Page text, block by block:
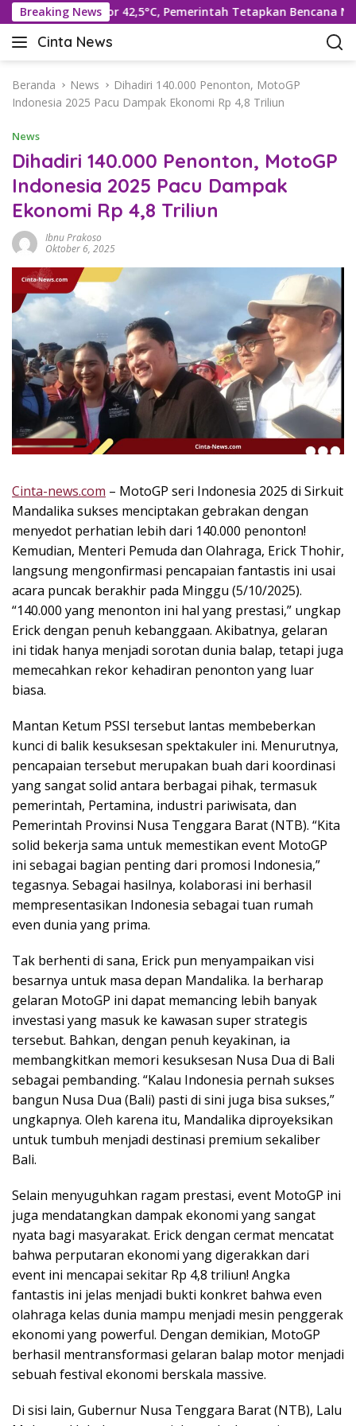
a
Breaking News
Suhu Rekor 42,5°C, Pemerintah Tetapkan Bencana Nasional
Cinta News
C
n
t
N
e
w
s
–
a
a
r
r
k
i
n
i
,
P
n
I
n
s
p
i
r
a
!
Beranda News
Dihadiri 140.000 Penonton, MotoGP
Indonesia 2025 Pacu Dampak Ekonomi Rp 4,8 Triliun
News
Dihadiri 140.000 Penonton, MotoGP
Indonesia 2025 Pacu Dampak
Ekonomi Rp 4,8 Triliun
Ibnu Prakoso
Oktober 6, 2025
Cinta-news.com – MotoGP seri Indonesia 2025 di Sirkuit
Mandalika sukses menciptakan gebrakan dengan
menyedot perhatian lebih dari 140.000 penonton!
Kemudian, Menteri Pemuda dan Olahraga, Erick Thohir,
langsung mengonfirmasi pencapaian fantastis ini usai
acara puncak berakhir pada Minggu (5/10/2025).
“140.000 yang menonton ini hal yang prestasi,” ungkap
Erick dengan penuh kebanggaan. Akibatnya, gelaran
ini tidak hanya menjadi sorotan dunia balap, tetapi juga
memecahkan rekor kehadiran penonton yang luar
biasa.
Mantan Ketum PSSI tersebut lantas membeberkan
kunci di balik kesuksesan spektakuler ini. Menurutnya,
pencapaian tersebut merupakan buah dari koordinasi
yang sangat solid antara berbagai pihak, termasuk
pemerintah, Pertamina, industri pariwisata, dan
Pemerintah Provinsi Nusa Tenggara Barat (NTB). “Kita
solid bekerja sama untuk memestikan event MotoGP
ini sebagai bagian penting dari promosi Indonesia,”
tegasnya. Sebagai hasilnya, kolaborasi ini berhasil
mempresentasikan Indonesia sebagai tuan rumah
even dunia yang prima.
Tak berhenti di sana, Erick pun menyampaikan visi
besarnya untuk masa depan Mandalika. Ia berharap
gelaran MotoGP ini dapat memancing lebih banyak
investasi yang masuk ke kawasan super strategis
tersebut. Bahkan, dengan penuh keyakinan, ia
membangkitkan memori kesuksesan Nusa Dua di Bali
sebagai pembanding. “Kalau Indonesia pernah sukses
bangun Nusa Dua (Bali) pasti di sini juga bisa sukses,”
ungkapnya. Oleh karena itu, Mandalika diproyeksikan
untuk tumbuh menjadi destinasi premium sekaliber
Bali.
Selain menyuguhkan ragam prestasi, event MotoGP ini
juga mendatangkan dampak ekonomi yang sangat
nyata bagi masyarakat. Erick dengan cermat mencatat
bahwa perputaran ekonomi yang digerakkan dari
event ini mencapai sekitar Rp 4,8 triliun! Angka
fantastis ini jelas menjadi bukti konkret bahwa even
olahraga kelas dunia mampu menjadi mesin penggerak
ekonomi yang powerful. Dengan demikian, MotoGP
berhasil mentransformasi gelaran balap motor menjadi
sebuah festival ekonomi berskala massive.
Di sisi lain, Gubernur Nusa Tenggara Barat (NTB), Lalu